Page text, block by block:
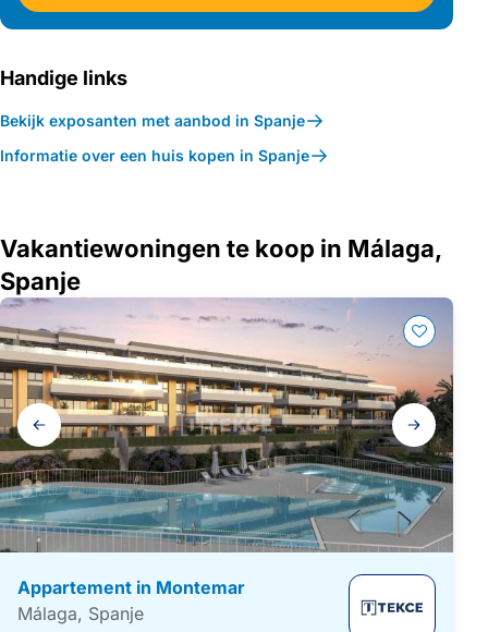
Handige links
Bekijk exposanten met aanbod in Spanje
Informatie over een huis kopen in Spanje
Vakantiewoningen te koop in Málaga,
Spanje
Galerij
navigatie
Appartement in Montemar
Málaga, Spanje